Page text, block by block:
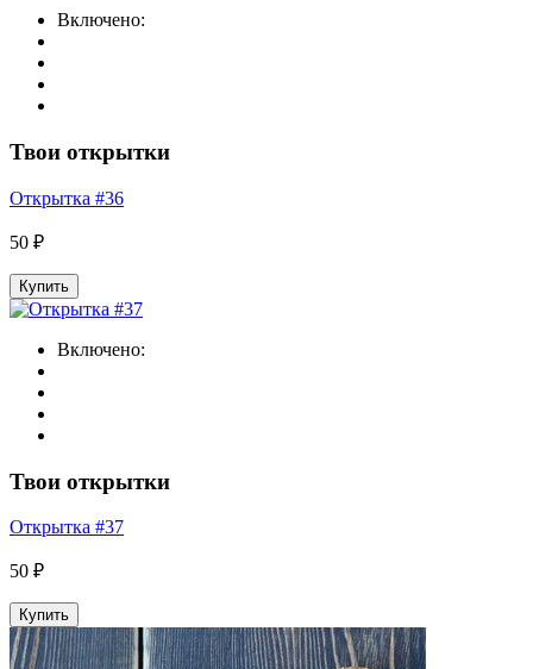
Включено:
Твои открытки
Открытка #36
50 ₽
Купить
Включено:
Твои открытки
Открытка #37
50 ₽
Купить